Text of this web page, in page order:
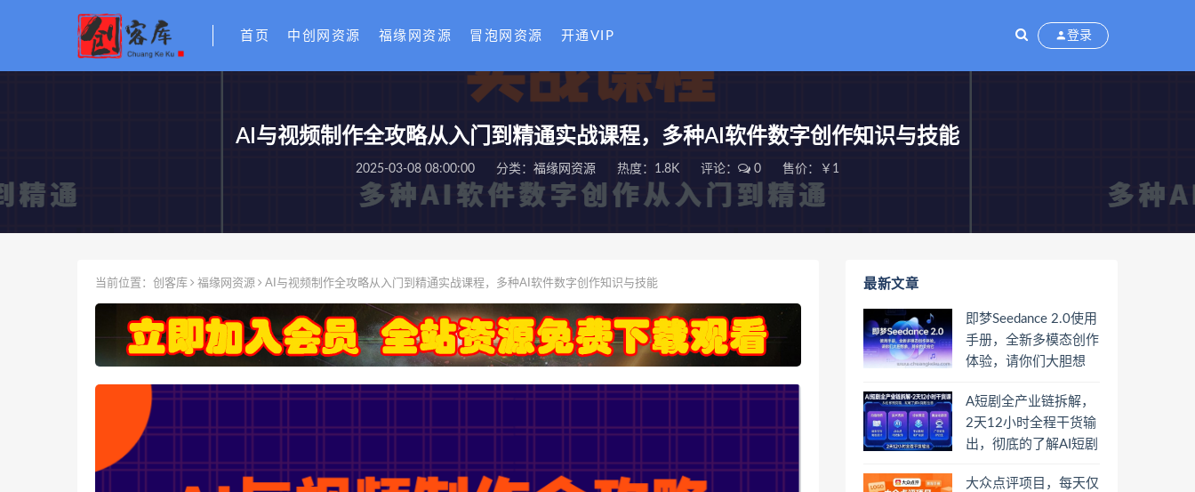
首页 中创网资源 福缘网资源 冒泡网资源 开通VIP 登录
AI与视频制作全攻略从入门到精通实战课程，多种AI软件数字创作知识与技能
2025-03-08 08:00:00 分类： 福缘网资源 热度：1.8K 评论： 0 售价：￥1
当前位置： 创客库 福缘网资源 AI与视频制作全攻略从入门到精通实战课程，多种AI软件数字创作知识与技能 最新文章
即梦Seedance 2.0使用
手册，全新多模态创作
体验，请你们大胆想
A短剧全产业链拆解，
2天12小时全程干货输
出，彻底的了解AI短剧
大众点评项目，每天仅